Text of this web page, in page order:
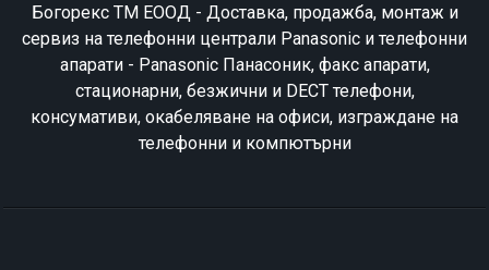
Богорекс ТМ ЕООД - Доставка, продажба, монтаж и
сервиз на телефонни централи Panasonic и телефонни
апарати - Panasonic Панасоник, факс апарати,
стационарни, безжични и DECT телефони,
консумативи, окабеляване на офиси, изграждане на
телефонни и компютърни